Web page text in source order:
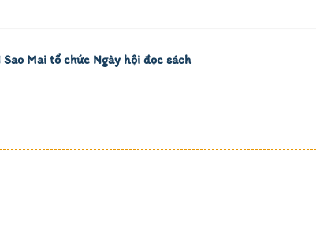
Mai tổ chức Ngày hội đọc sách